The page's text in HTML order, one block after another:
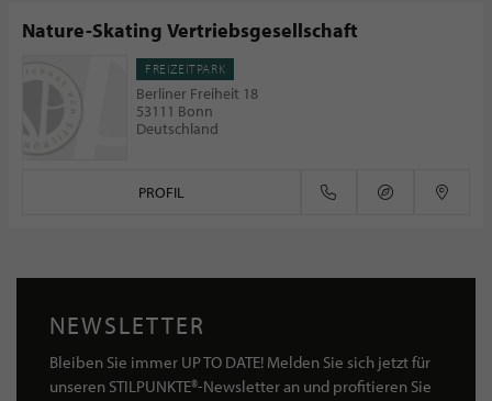
Nature-Skating Vertriebsgesellschaft
FREIZEITPARK
Berliner Freiheit 18
53111 Bonn
Deutschland
PROFIL
NEWSLETTER
Bleiben Sie immer UP TO DATE! Melden Sie sich jetzt für
unseren STILPUNKTE®-Newsletter an und profitieren Sie